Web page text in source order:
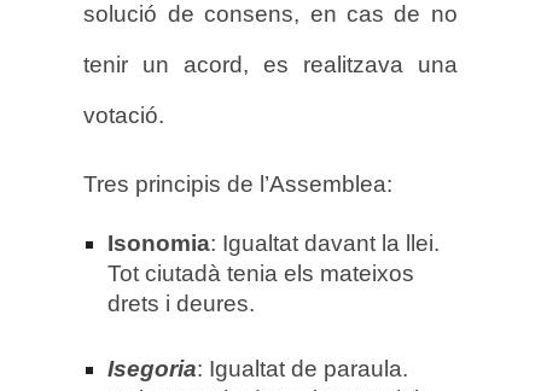
solució de consens, en cas de no
tenir un acord, es realitzava una
votació.
Tres principis de l’Assemblea:
Isonomia: Igualtat davant la llei.
Tot ciutadà tenia els mateixos
drets i deures.
Isegoria: Igualtat de paraula.